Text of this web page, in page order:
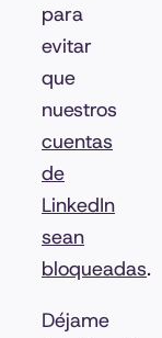
para
evitar
que
nuestros
cuentas
de
LinkedIn
sean
bloqueadas.
Déjame